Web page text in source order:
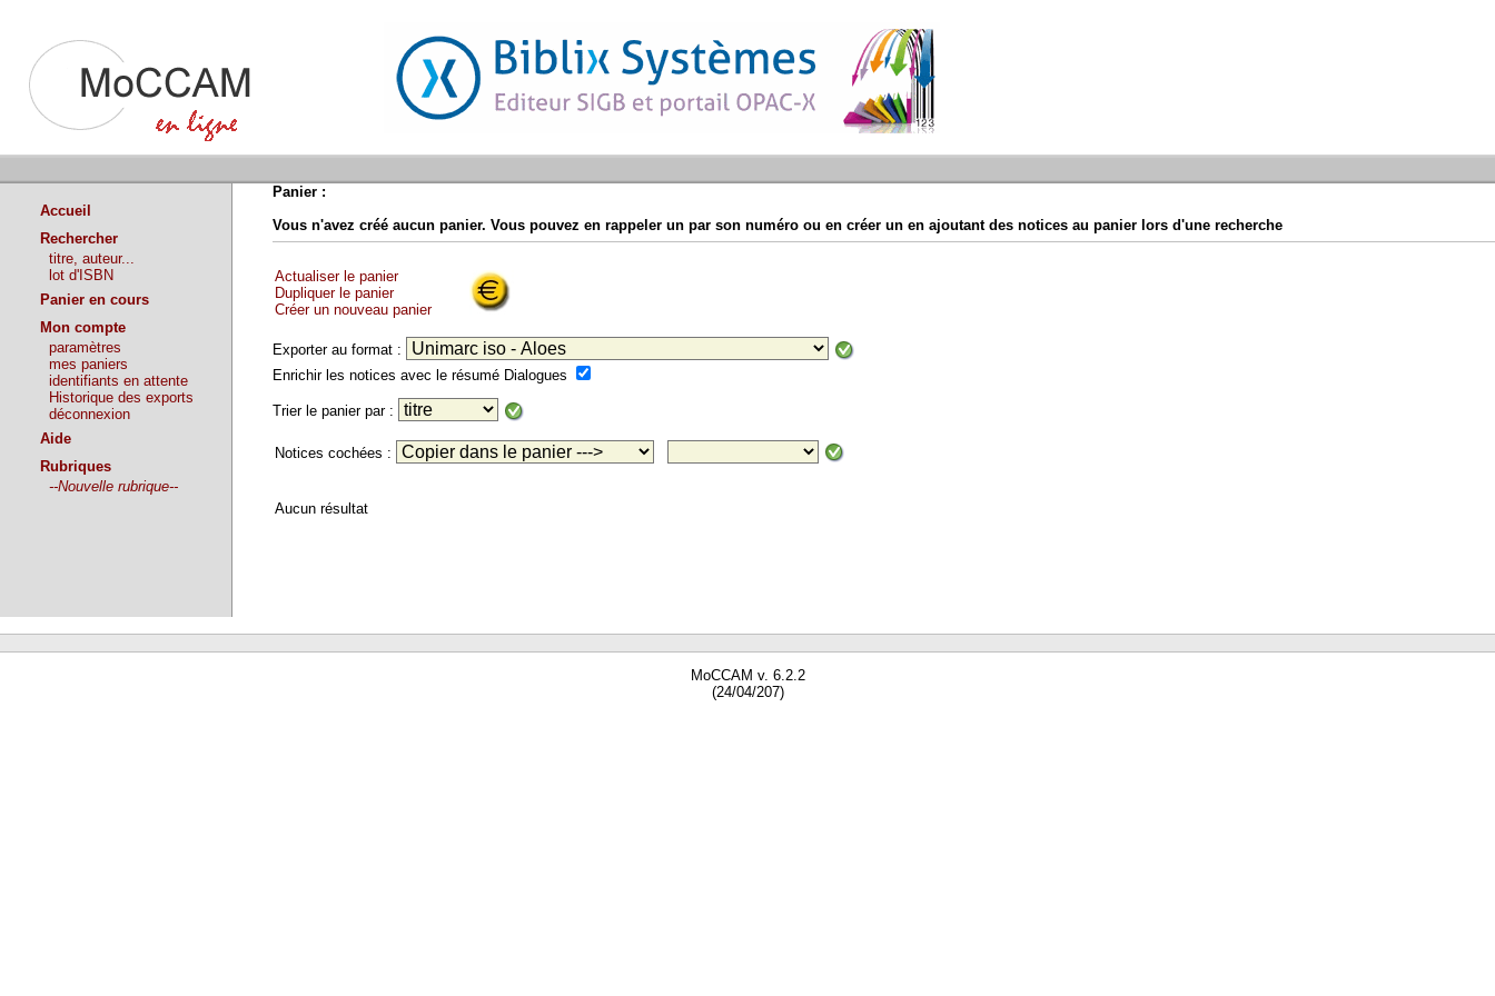
Accueil
Rechercher
titre, auteur...
lot d'ISBN
Panier en cours
Mon compte
paramètres
mes paniers
identifiants en attente
Historique des exports
déconnexion
Aide
Rubriques
--Nouvelle rubrique--
Panier :
Vous n'avez créé aucun panier. Vous pouvez en rappeler un par son numéro ou en créer un en ajoutant des notices au panier lors d'une recherche
Actualiser le panier
Dupliquer le panier
Créer un nouveau panier
Exporter au format :
Enrichir les notices avec le résumé Dialogues
Trier le panier par :
Notices cochées :
Aucun résultat
MoCCAM v. 6.2.2
(24/04/207)